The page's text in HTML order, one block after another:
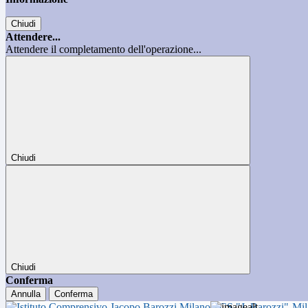
Chiudi
Attendere...
Attendere il completamento dell'operazione...
Chiudi
Chiudi
Conferma
Annulla Conferma